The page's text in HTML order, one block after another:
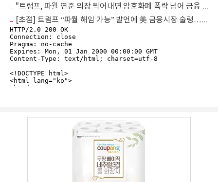
"트럼프, 파월 연준 의장 찍어내면 암호화폐 폭락 넘어 금융 대혼란 온다"
[초점] 트럼프 “파월 해임 가능” 발언에 美 금융시장 술렁…연준 독립성 훼손 우려 확산